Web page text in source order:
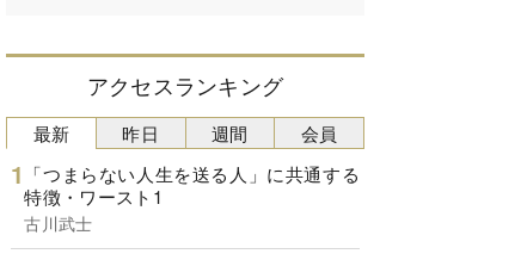
アクセスランキング
最新
「つまらない人生を送る人」に共通する
特徴・ワースト1
古川武士
昨日 週間 会員